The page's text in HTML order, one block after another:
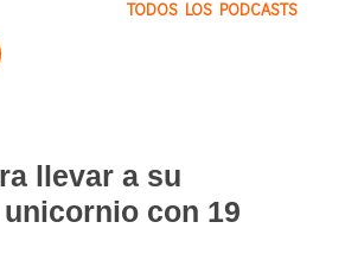
TODOS LOS PODCASTS
llevar a su
con 19